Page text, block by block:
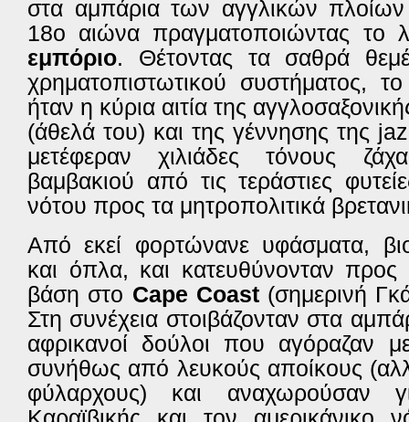
στα αμπάρια των αγγλικών
18ο αιώνα πραγματοποιώντας το
εμπόριο. Θέτοντας τα σαθρά
χρηματοπιστωτικού συστήματος,
ήταν η κύρια αιτία της
(άθελά του) και της γέννησης της
μετέφεραν χιλιάδες τόνους
βαμβακιού από τις τεράστιες
νότου προς τα μητροπολιτικά
Από εκεί φορτώνανε υφάσματα,
και όπλα, και κατευθύνονταν
βάση στο Cape Coast(σημερινή
Στη συνέχεια στοιβάζονταν στα
αφρικανοί δούλοι που αγόραζαν
συνήθως από λευκούς αποίκους
φύλαρχους) και αναχωρούσαν